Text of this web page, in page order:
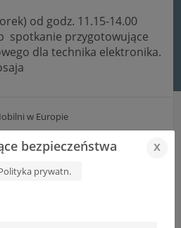
od godz. 11.15-14.00
spotkanie przygotowujące
dla technika elektronika.
w Europie
ZST – weź udział w Targach Pracy
bezpieczeństwa x
prywatn.